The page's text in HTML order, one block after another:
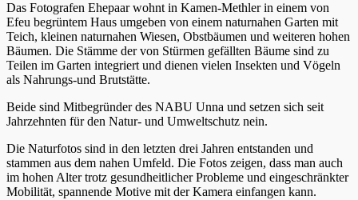
Das Fotografen Ehepaar wohnt in Kamen-Methler in einem von
Efeu begrüntem Haus umgeben von einem naturnahen Garten mit
Teich, kleinen naturnahen Wiesen, Obstbäumen und weiteren hohen
Bäumen. Die Stämme der von Stürmen gefällten Bäume sind zu
Teilen im Garten integriert und dienen vielen Insekten und Vögeln
als Nahrungs-und Brutstätte.
Beide sind Mitbegründer des NABU Unna und setzen sich seit
Jahrzehnten für den Natur- und Umweltschutz nein.
Die Naturfotos sind in den letzten drei Jahren entstanden und
stammen aus dem nahen Umfeld. Die Fotos zeigen, dass man auch
im hohen Alter trotz gesundheitlicher Probleme und eingeschränkter
Mobilität, spannende Motive mit der Kamera einfangen kann.